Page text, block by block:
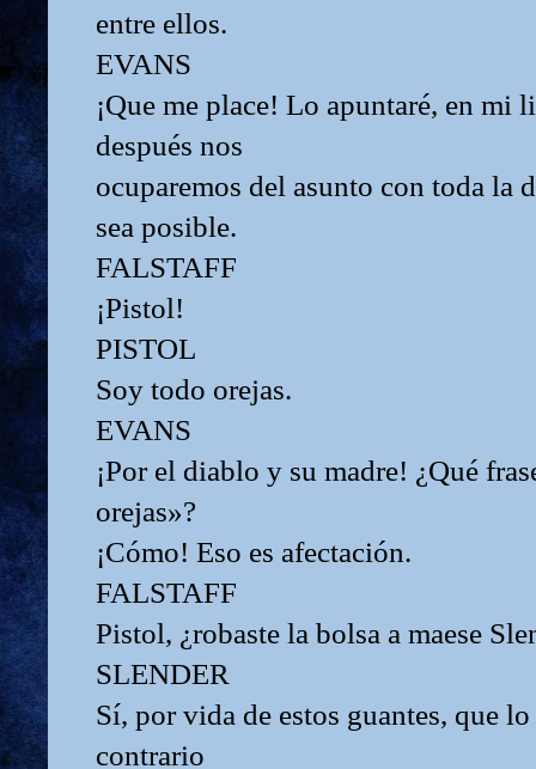
entre ellos.
EVANS
¡Que me place! Lo apuntaré, en mi
después nos
ocuparemos del asunto con toda la
sea posible.
FALSTAFF
¡Pistol!
PISTOL
Soy todo orejas.
EVANS
¡Por el diablo y su madre! ¿Qué
orejas»?
¡Cómo! Eso es afectación.
FALSTAFF
Pistol, ¿robaste la bolsa a maese
SLENDER
Sí, por vida de estos guantes, que
contrario